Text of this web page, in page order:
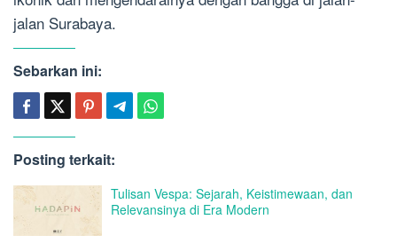
jalan Surabaya.
Sebarkan ini:
Posting terkait:
Tulisan Vespa: Sejarah, Keistimewaan, dan
Relevansinya di Era Modern